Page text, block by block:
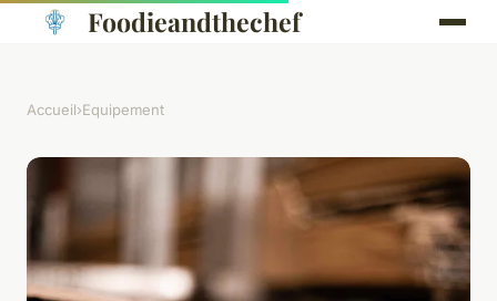
Foodieandthechef
Accueil›Equipement